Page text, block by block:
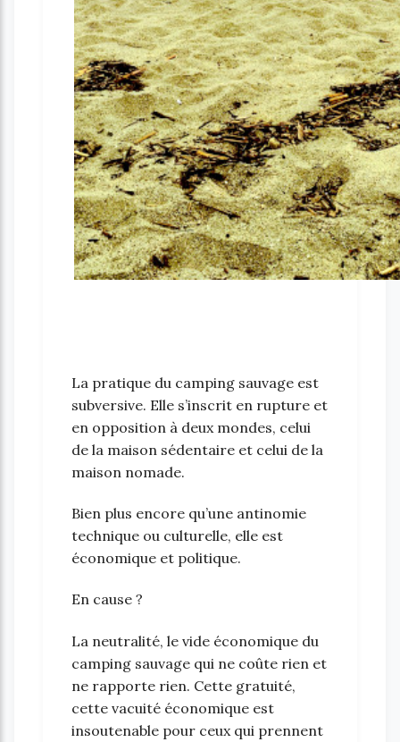
La pratique du camping sauvage est
subversive. Elle s’inscrit en rupture et
en opposition à deux mondes, celui
de la maison sédentaire et celui de la
maison nomade.
Bien plus encore qu’une antinomie
technique ou culturelle, elle est
économique et politique.
En cause ?
La neutralité, le vide économique du
camping sauvage qui ne coûte rien et
ne rapporte rien. Cette gratuité,
cette vacuité économique est
insoutenable pour ceux qui prennent